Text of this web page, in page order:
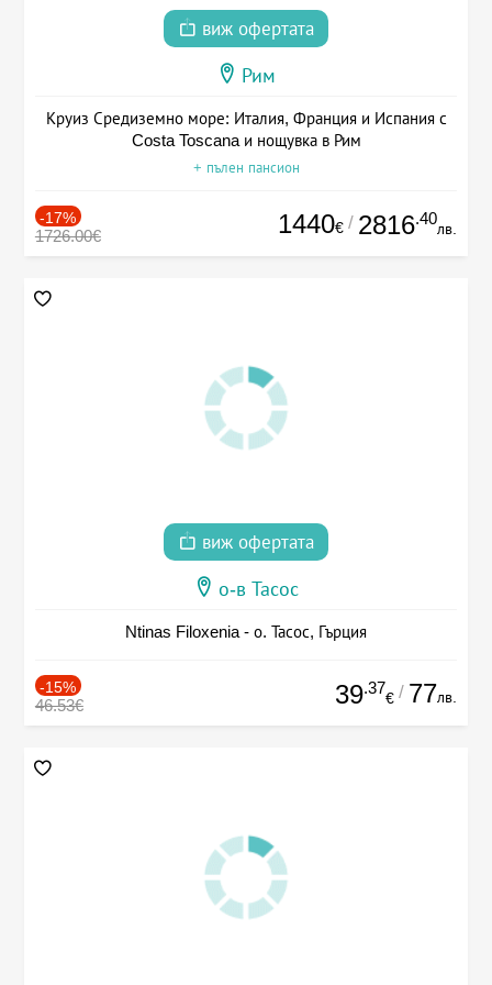
виж офертата
Рим
Круиз Средиземно море: Италия, Франция и Испания с
Costa Toscana и нощувка в Рим
+ пълен пансион
-17%
1726.00€ 1440€ / 2816.40
лв.
виж офертата
о-в Тасос
Ntinas Filoxenia - о. Тасос, Гърция
-15%
46.53€ 39.37
€ / 77лв.